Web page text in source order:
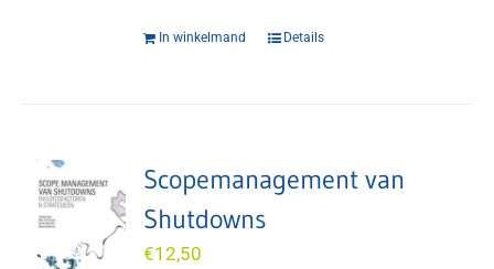
In winkelmand Details
Scopemanagement van
Shutdowns
€12,50